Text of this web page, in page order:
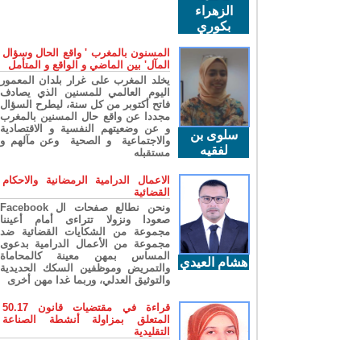
الزهراء
بكوري
سلوى بن
لفقيه
المسنون بالمغرب ' واقع الحال وسؤال
المآل' بين الماضي و الواقع و المتأمل
يخلد المغرب على غرار بلدان المعمور
اليوم العالمي للمسنين الذي يصادف
فاتح أكتوبر من كل سنة، ليطرح السؤال
مجددا عن واقع حال المسنين بالمغرب
و عن وضعيتهم النفسية و الاقتصادية
والاجتماعية و الصحية وعن مآلهم و
مستقبله
هشام العيدي
الاعمال الدرامية الرمضانية والاحكام
القضائية
ونحن نطالع صفحات ال Facebook
صعودا ونزولا تتراءى أمام أعيننا
مجموعة من الشكايات القضائية ضد
مجموعة من الأعمال الدرامية بدعوى
المساس بمهن معينة كالمحاماة
والتمريض وموظفين السكك الحديدية
والتوثيق العدلي، وربما غدا مهن أخرى
قراءة في مقتضيات قانون 50.17
المتعلق بمزاولة أنشطة الصناعة
التقليدية